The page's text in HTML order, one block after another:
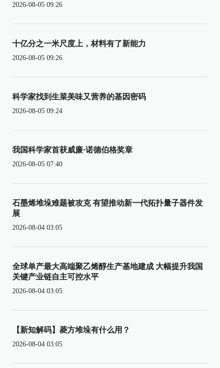
2026-08-05 09:26
十亿分之一米尺度上，材料有了新能力
2026-08-05 09:26
科学家找到生菜美味又营养的基因密码
2026-08-05 09:24
我国科学家首获威廉·诺德伯格奖章
2026-08-05 07:40
石墨烯堆垛难题被攻克 有望推动新一代拓扑量子器件发
展
2026-08-04 03:05
全球单产最大高端聚乙烯醇生产基地建成 大幅提升我国
关键产业链自主可控水平
2026-08-04 03:05
【新知解码】菱方堆垛有什么用？
2026-08-04 03:05